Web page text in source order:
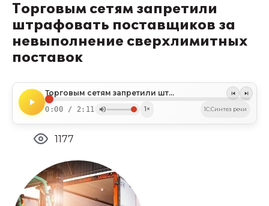
Торговым сетям запретили
штрафовать поставщиков за
невыполнение сверхлимитных
поставок
Торговым сетям запретили штрафовать поставщиков за невыполнение сверхлимитных поставок
0:00 / 2:11 1× 1C:Синтез речи
1177